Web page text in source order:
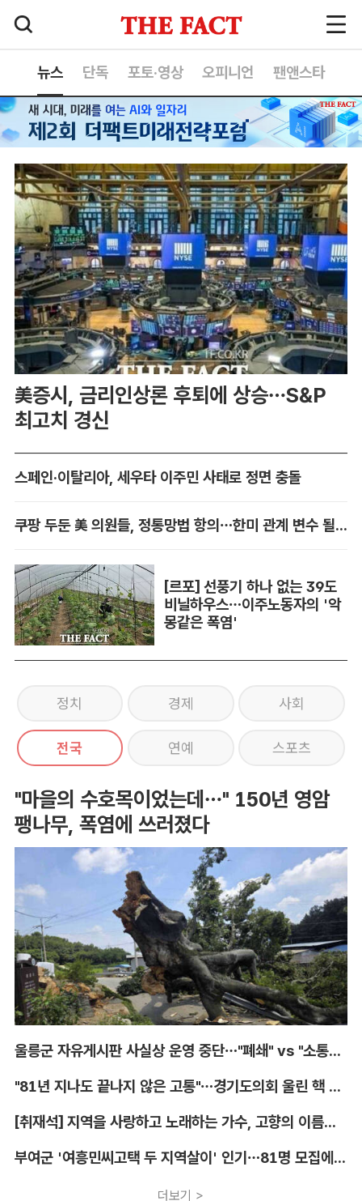
뉴스 단독 포토·영상 오피니언 팬앤스타
美증시, 금리인상론 후퇴에 상승…S&P
최고치 경신
스페인·이탈리아, 세우타 이주민 사태로 정면 충돌
쿠팡 두둔 美 의원들, 정통망법 항의…한미 관계 변수 될까
[르포] 선풍기 하나 없는 39도
비닐하우스…이주노동자의 '악
몽같은 폭염'
정치 경제 사회
전국 연예 스포츠
"마을의 수호목이었는데…" 150년 영암
팽나무, 폭염에 쓰러졌다
울릉군 자유게시판 사실상 운영 중단…"폐쇄" vs "소통창구 지켜야"
"81년 지나도 끝나지 않은 고통"…경기도의회 울린 핵 피해자의 증언
[취재석] 지역을 사랑하고 노래하는 가수, 고향의 이름을 남긴다
부여군 '여흥민씨고택 두 지역살이' 인기…81명 모집에 712명 몰려
더보기 >